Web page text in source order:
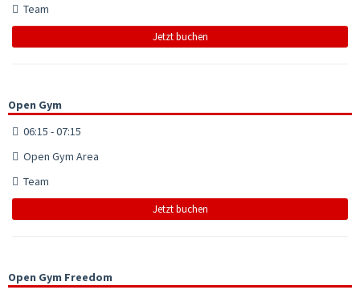
Team
Jetzt buchen
Open Gym
06:15 - 07:15
Open Gym Area
Team
Jetzt buchen
Open Gym Freedom